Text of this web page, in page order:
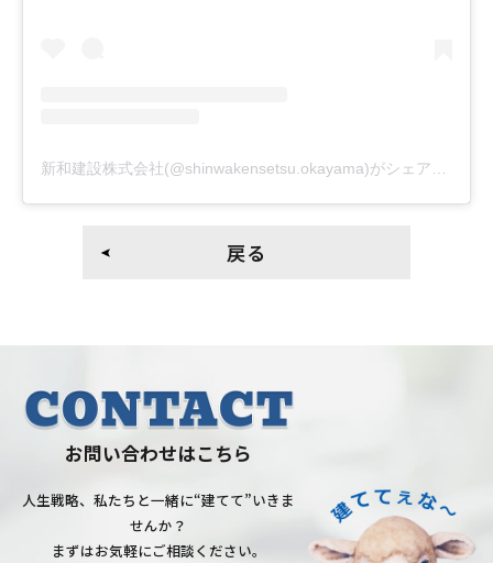
戻る
お問い合わせはこちら
人生戦略、私たちと一緒に“建てて”いきま
せんか？
まずはお気軽にご相談ください。